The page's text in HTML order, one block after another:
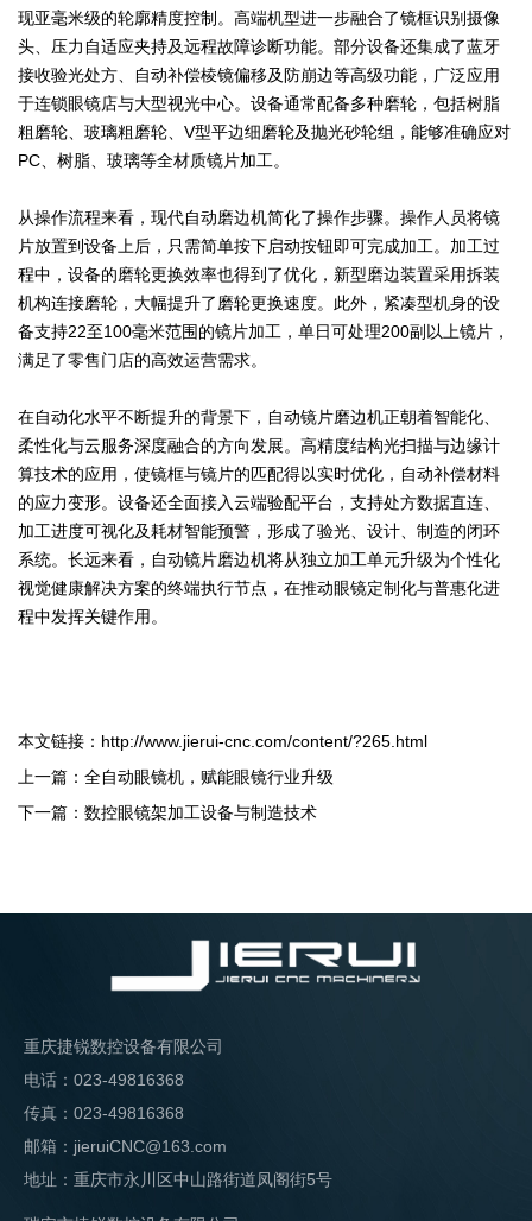
现亚毫米级的轮廓精度控制。高端机型进一步融合了镜框识别摄像
头、压力自适应夹持及远程故障诊断功能。部分设备还集成了蓝牙
接收验光处方、自动补偿棱镜偏移及防崩边等高级功能，广泛应用
于连锁眼镜店与大型视光中心。设备通常配备多种磨轮，包括树脂
粗磨轮、玻璃粗磨轮、V型平边细磨轮及抛光砂轮组，能够准确应对
PC、树脂、玻璃等全材质镜片加工。
从操作流程来看，现代自动磨边机简化了操作步骤。操作人员将镜
片放置到设备上后，只需简单按下启动按钮即可完成加工。加工过
程中，设备的磨轮更换效率也得到了优化，新型磨边装置采用拆装
机构连接磨轮，大幅提升了磨轮更换速度。此外，紧凑型机身的设
备支持22至100毫米范围的镜片加工，单日可处理200副以上镜片，
满足了零售门店的高效运营需求。
在自动化水平不断提升的背景下，自动镜片磨边机正朝着智能化、
柔性化与云服务深度融合的方向发展。高精度结构光扫描与边缘计
算技术的应用，使镜框与镜片的匹配得以实时优化，自动补偿材料
的应力变形。设备还全面接入云端验配平台，支持处方数据直连、
加工进度可视化及耗材智能预警，形成了验光、设计、制造的闭环
系统。长远来看，自动镜片磨边机将从独立加工单元升级为个性化
视觉健康解决方案的终端执行节点，在推动眼镜定制化与普惠化进
程中发挥关键作用。
本文链接： http://www.jierui-cnc.com/content/?265.html
上一篇： 全自动眼镜机，赋能眼镜行业升级
下一篇： 数控眼镜架加工设备与制造技术
重庆捷锐数控设备有限公司
电话：023-49816368
传真：023-49816368
邮箱：jieruiCNC@163.com
地址：重庆市永川区中山路街道凤阁街5号